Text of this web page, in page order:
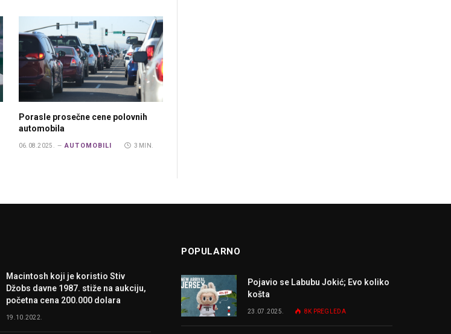
Porasle prosečne cene polovnih
automobila
06.08.2025. AUTOMOBILI 3 MIN.
Macintosh koji je koristio Stiv
Džobs davne 1987. stiže na aukciju,
početna cena 200.000 dolara
19.10.2022.
POPULARNO
Pojavio se Labubu Jokić; Evo koliko
košta
23.07.2025. 8K PREGLEDA